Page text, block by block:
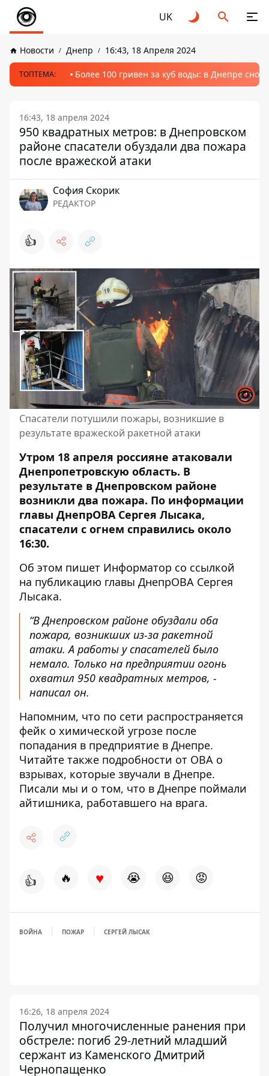
UK
Новости Днепр 16:43, 18 Апреля 2024
ТОПТЕМА: Более 100 гривен за куб воды: в Днепре
16:43, 18 апреля 2024
950 квадратных метров: в Днепровском
районе спасатели обуздали два пожара
после вражеской атаки
София Скорик
РЕДАКТОР
👍
Спасатели потушили пожары, возникшие в
результате вражеской ракетной атаки
Утром 18 апреля россияне атаковали
Днепропетровскую область. В
результате в Днепровском районе
возникли два пожара. По информации
главы ДнепрОВА Сергея Лысака,
спасатели с огнем справились около
16:30.
Об этом пишет Информатор со ссылкой
на публикацию главы ДнепрОВА Сергея
Лысака.
“В Днепровском районе обуздали оба
пожара, возникших из-за ракетной
атаки. А работы у спасателей было
немало. Только на предприятии огонь
охватил 950 квадратных метров, -
написал он.
Напомним, что по сети распространяется
фейк о химической угрозе после
попадания в предприятие в Днепре.
Читайте также подробности от ОВА о
взрывах, которые звучали в Днепре.
Писали мы и о том, что в Днепре поймали
айтишника, работавшего на врага.
👍 🔥 ♥ 😭 😆 😡
ВОЙНА ПОЖАР СЕРГЕЙ ЛЫСАК
16:26, 18 апреля 2024
Получил многочисленные ранения при
обстреле: погиб 29-летний младший
сержант из Каменского Дмитрий
Чернопащенко